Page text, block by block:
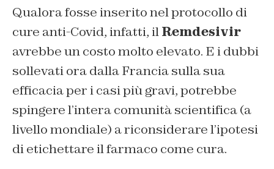
Qualora fosse inserito nel protocollo di
cure anti-Covid, infatti, ilRemdesivir
avrebbe un costo molto elevato. E i dubbi
sollevati ora dalla Francia sulla sua
efficacia per i casi più gravi, potrebbe
spingere l’intera comunità scientifica (a
livello mondiale) a riconsiderare l’ipotesi
di etichettare il farmaco come cura.